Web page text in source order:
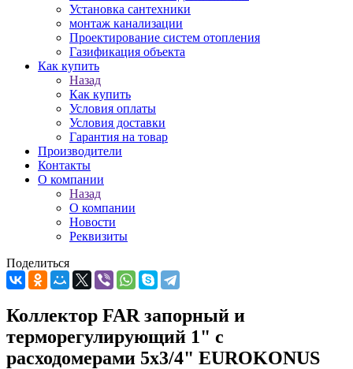
Установка сантехники
монтаж канализации
Проектирование систем отопления
Газификация объекта
Как купить
Назад
Как купить
Условия оплаты
Условия доставки
Гарантия на товар
Производители
Контакты
О компании
Назад
О компании
Новости
Реквизиты
Поделиться
Коллектор FAR запорный и
терморегулирующий 1" с
расходомерами 5х3/4" EUROKONUS